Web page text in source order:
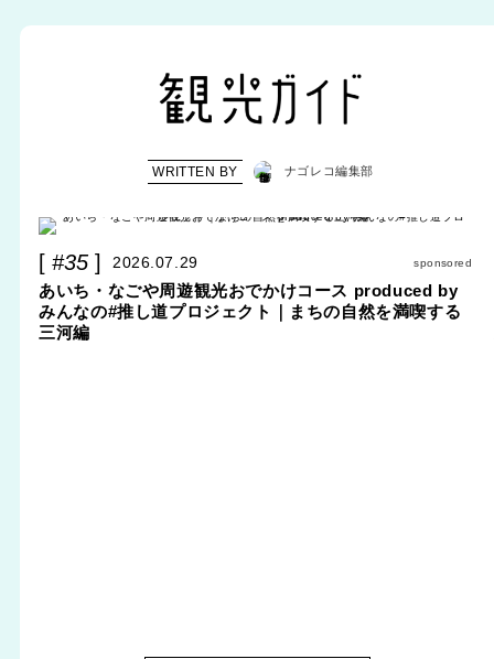
WRITTEN BY ナゴレコ編集部
#35 2026.07.29 sponsored
あいち・なごや周遊観光おでかけコース produced by
みんなの#推し道プロジェクト｜まちの自然を満喫する
三河編